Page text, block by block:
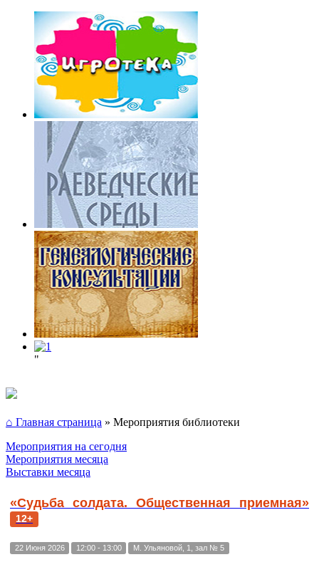
"
⌂ Главная страница » Мероприятия библиотеки
Мероприятия на сегодня
Мероприятия месяца
Выставки месяца
«Судьба солдата. Общественная приемная»
12+
22 Июня 2026 12:00 - 13:00 М. Ульяновой, 1, зал № 5